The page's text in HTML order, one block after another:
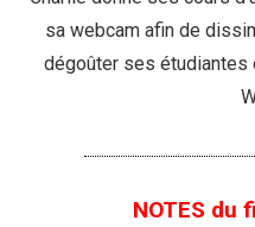
sa webcam afin de
dégoûter ses étudiantes
NOTES du